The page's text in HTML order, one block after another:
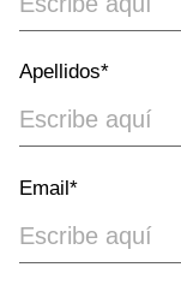
Apellidos*
Email*